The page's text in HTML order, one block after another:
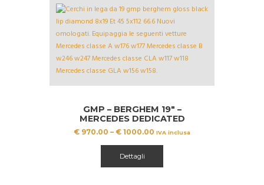
GMP – BERGHEM 19″ –
MERCEDES DEDICATED
€ 970.00 – € 1000.00 IVA inclusa
Dettagli
ha